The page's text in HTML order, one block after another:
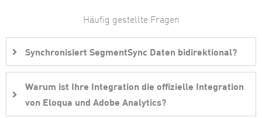
Häufig gestellte Fragen
Synchronisiert SegmentSync Daten bidirektional?
Warum ist Ihre Integration die offizielle Integration
von Eloqua und Adobe Analytics?